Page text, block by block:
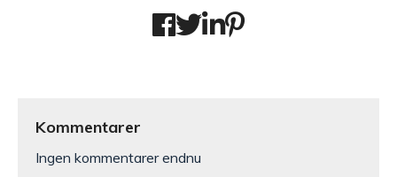
Kommentarer
Ingen kommentarer endnu